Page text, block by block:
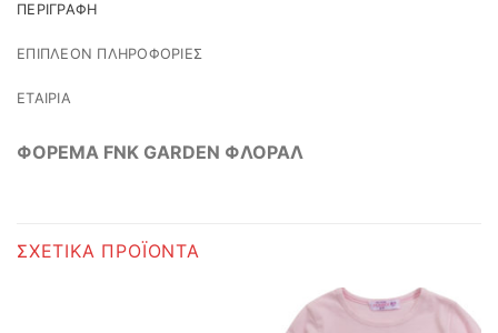
ΠΕΡΙΓΡΑΦΉ
ΕΠΙΠΛΈΟΝ ΠΛΗΡΟΦΟΡΊΕΣ
ΕΤΑΙΡΊΑ
ΦΟΡΕΜΑ FNK GARDEN ΦΛΟΡΑΛ
ΣΧΕΤΙΚΆ ΠΡΟΪΌΝΤΑ